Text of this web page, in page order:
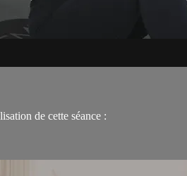
de cette séance :